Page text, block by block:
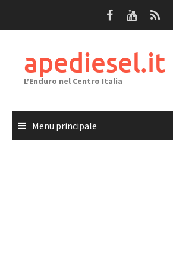
apediesel.it
L’Enduro nel Centro Italia
Menu principale